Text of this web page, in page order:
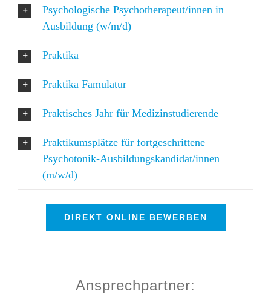
Psychologische Psychotherapeut/innen in
Ausbildung (w/m/d)
Praktika
Praktika Famulatur
Praktisches Jahr für Medizinstudierende
Praktikumsplätze für fortgeschrittene
Psychotonik-Ausbildungskandidat/innen
(m/w/d)
DIREKT ONLINE BEWERBEN
Ansprechpartner: